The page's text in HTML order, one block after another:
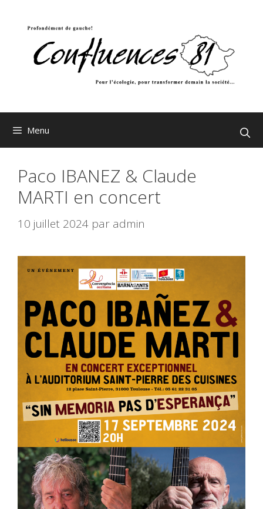
Menu
Paco IBANEZ & Claude
MARTI en concert
10 juillet 2024 par admin